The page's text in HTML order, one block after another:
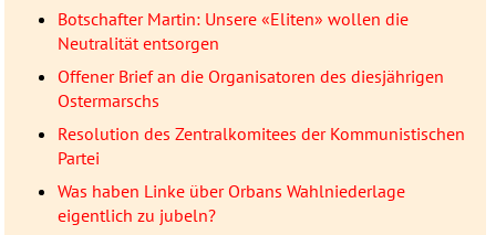
Botschafter Martin: Unsere «Eliten» wollen die
Neutralität entsorgen
Offener Brief an die Organisatoren des diesjährigen
Ostermarschs
Resolution des Zentralkomitees der Kommunistischen
Partei
Was haben Linke über Orbans Wahlniederlage
eigentlich zu jubeln?